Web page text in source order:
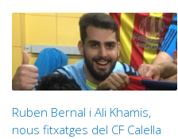
Ruben Bernal i Ali Khamis,
nous fitxatges del CF Calella